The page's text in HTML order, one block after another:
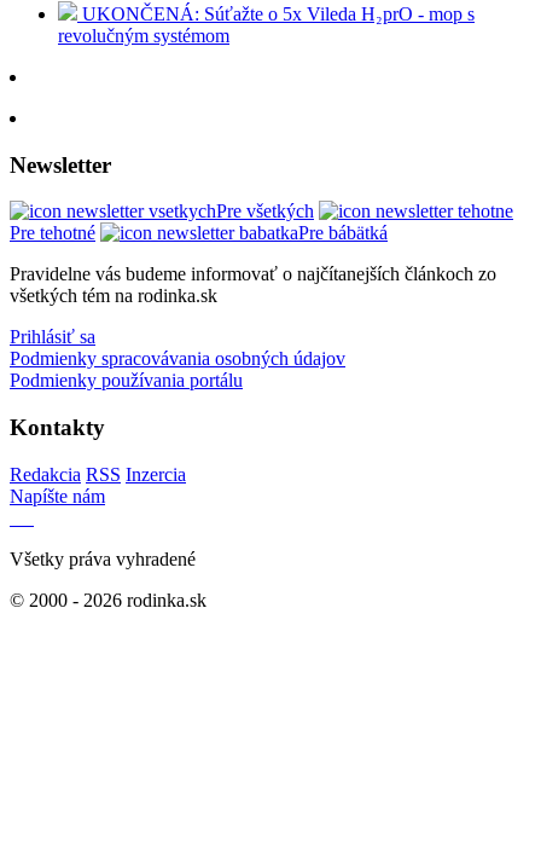
UKONČENÁ: Súťažte o 5x Vileda H₂prO - mop s
revolučným systémom
Newsletter
Pre všetkých
Pre tehotné
Pre bábätká
Pravidelne vás budeme informovať o najčítanejších článkoch zo
všetkých tém na rodinka.sk
Prihlásiť sa
Podmienky spracovávania osobných údajov
Podmienky používania portálu
Kontakty
Redakcia RSS Inzercia
Napíšte nám
Všetky práva vyhradené
© 2000 - 2026 rodinka.sk